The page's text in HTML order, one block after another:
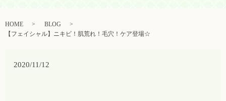
HOME
BLOG
【フェイシャル】ニキビ！肌荒れ！毛穴！ケア登場☆
2020/11/12